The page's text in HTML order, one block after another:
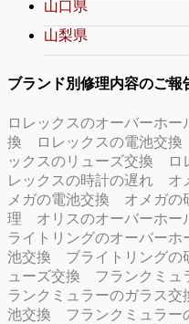
山口県
山梨県
ブランド別修理内容のご報
ロレックスのオーバーホー
換
ロレックスの電池交換
ックスのリューズ交換
ロ
レックスの時計の遅れ
オ
メガの電池交換
オメガの
理
オリスのオーバーホー
ライトリングのオーバーホ
池交換
ブライトリングの
ューズ交換
フランクミュ
ランクミュラーのガラス交
池交換
フランクミュラー